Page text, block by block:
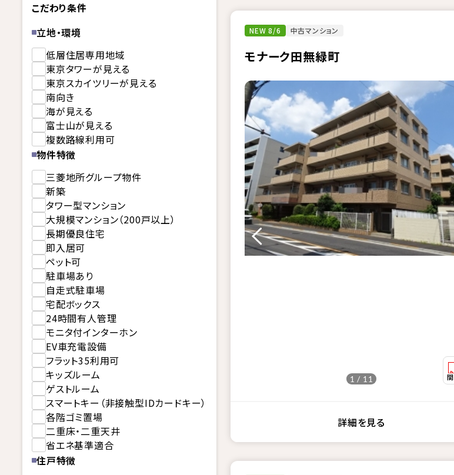
こだわり条件
立地・環境
低層住居専用地域
東京タワーが見える
東京スカイツリーが見える
南向き
海が見える
富士山が見える
複数路線利用可
物件特徴
三菱地所グループ物件
新築
タワー型マンション
大規模マンション（200戸以上）
長期優良住宅
即入居可
ペット可
駐車場あり
自走式駐車場
宅配ボックス
24時間有人管理
モニタ付インターホン
EV車充電設備
フラット35利用可
キッズルーム
ゲストルーム
スマートキー（非接触型IDカードキー）
各階ゴミ置場
二重床・二重天井
省エネ基準適合
住戸特徴
NEW 8/6 中古マンション
モナーク田無緑町
1 / 11
詳細を見る